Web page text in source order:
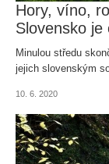
Hory, víno,
Slovensko
Minulou středu
jejich slovenským
blízkých velehor.
10. 6. 2020